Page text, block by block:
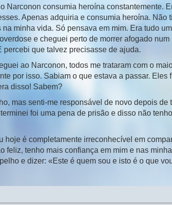
Narconon consumia heroína constantemente.
Apenas adquiria e consumia heroína. Não
minha vida. Só pensava em mim. Era tudo
e cheguei perto de morrer afogado
percebi que talvez precisasse de ajuda.
ao Narconon, todos me trataram com o
por isso. Sabiam o que estava a passar. Eles
disso! Sabem?
mas senti-me responsável de novo depois de
foi uma pena de prisão e disso não
hoje é completamente irreconhecível em
feliz, tenho mais confiança em mim e nas
e dizer: «Este é quem sou e isto é o que